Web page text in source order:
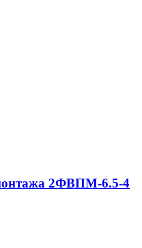
2ФВПМ-6.5-4